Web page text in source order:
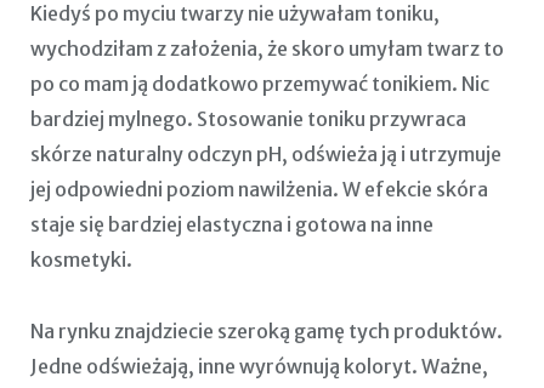
Kiedyś po myciu twarzy nie używałam toniku,
wychodziłam z założenia, że skoro umyłam twarz to
po co mam ją dodatkowo przemywać tonikiem. Nic
bardziej mylnego. Stosowanie toniku przywraca
skórze naturalny odczyn pH, odświeża ją i utrzymuje
jej odpowiedni poziom nawilżenia. W efekcie skóra
staje się bardziej elastyczna i gotowa na inne
kosmetyki.
Na rynku znajdziecie szeroką gamę tych produktów.
Jedne odświeżają, inne wyrównują koloryt. Ważne,